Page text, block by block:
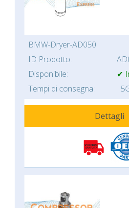
BMW-Dryer-AD050
ID Prodotto:
Disponibile:
✔
Tempi di consegna:
Dettagli